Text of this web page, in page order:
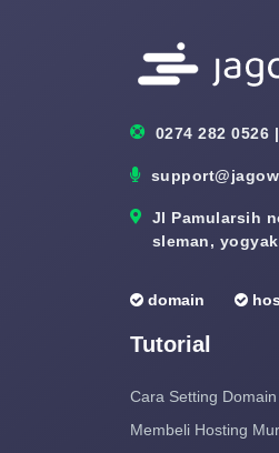
0274 282 0526
Jl Pamularsih
sleman,
domain
Tutorial
Cara Setting
Membeli Hosting